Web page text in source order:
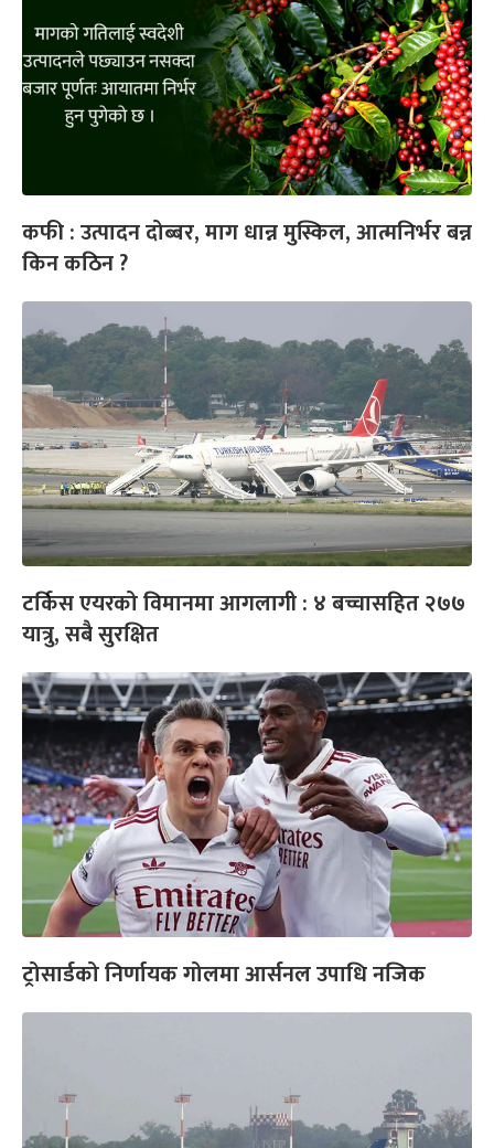
कफी : उत्पादन दोब्बर, माग धान्न मुस्किल, आत्मनिर्भर बन्न
किन कठिन ?
टर्किस एयरको विमानमा आगलागी : ४ बच्चासहित २७७
यात्रु, सबै सुरक्षित
ट्रोसार्डको निर्णायक गोलमा आर्सनल उपाधि नजिक